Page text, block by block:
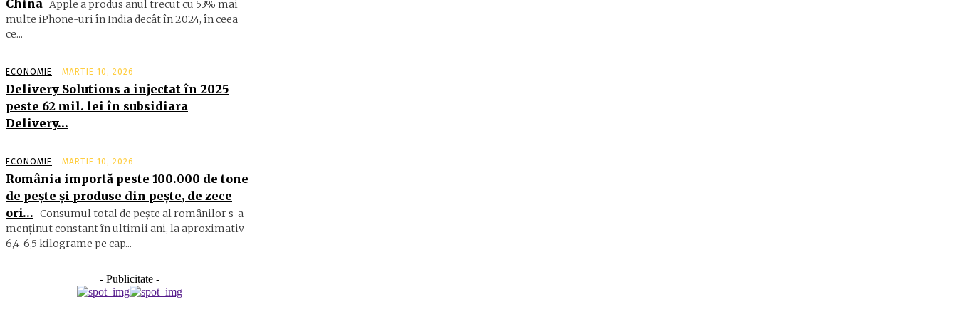
China Apple a produs anul trecut cu 53% mai
multe iPhone-uri în India decât în 2024, în ceea
ce...
ECONOMIE MARTIE 10, 2026
Delivery Solutions a injectat în 2025
peste 62 mil. lei în subsidiara
Delivery…
ECONOMIE MARTIE 10, 2026
România importă peste 100.000 de tone
de peşte şi produse din peşte, de zece
ori… Consumul total de peşte al ro­mâ­nilor s-a
menţinut constant în ul­timii ani, la aproximativ
6,4-6,5 ki­lograme pe cap...
- Publicitate -